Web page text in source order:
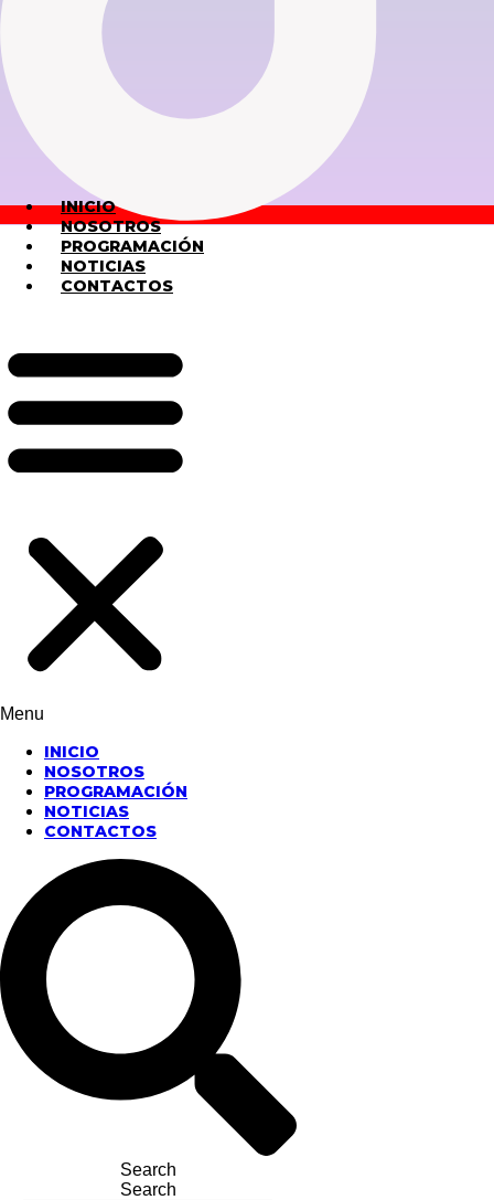
INICIO
NOSOTROS
PROGRAMACIÓN
NOTICIAS
CONTACTOS
Menu
INICIO
NOSOTROS
PROGRAMACIÓN
NOTICIAS
CONTACTOS
Search
Search